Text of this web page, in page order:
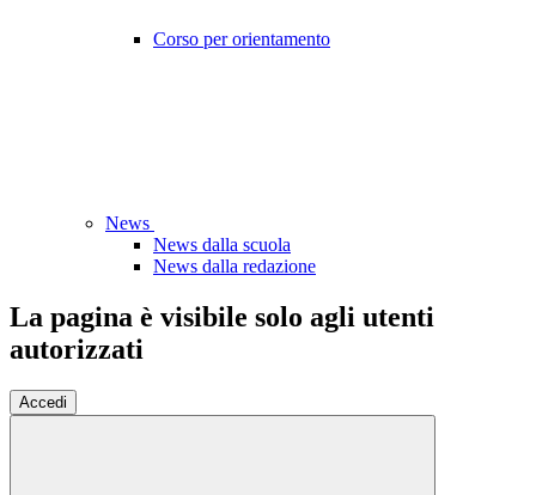
Corso per orientamento
News
News dalla scuola
News dalla redazione
La pagina è visibile solo agli utenti
autorizzati
Accedi